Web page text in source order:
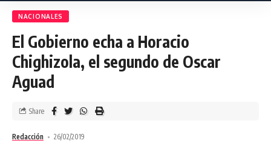
NACIONALES
El Gobierno echa a Horacio
Chighizola, el segundo de Oscar
Aguad
Redacción 26/02/2019
Share